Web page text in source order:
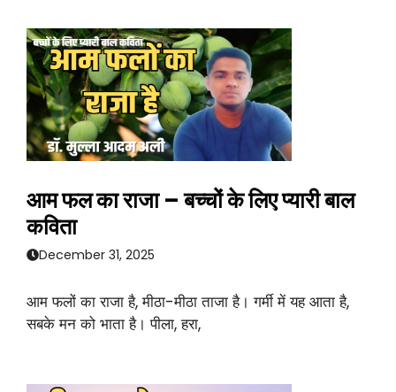
आम फल का राजा – बच्चों के लिए प्यारी बाल
कविता
December 31, 2025
आम फलों का राजा है, मीठा-मीठा ताजा है। गर्मी में यह आता है,
सबके मन को भाता है। पीला, हरा,